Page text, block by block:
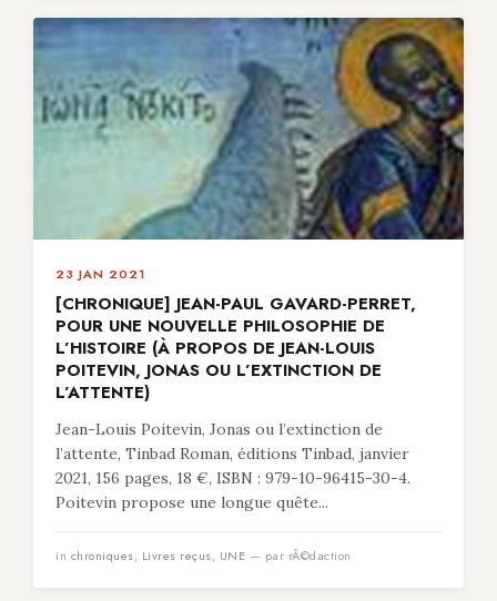
23 JAN 2021
[CHRONIQUE] JEAN-PAUL GAVARD-PERRET,
POUR UNE NOUVELLE PHILOSOPHIE DE
L’HISTOIRE (À PROPOS DE JEAN-LOUIS
POITEVIN, JONAS OU L’EXTINCTION DE
L’ATTENTE)
Jean-Louis Poitevin, Jonas ou l’extinction de
l’attente, Tinbad Roman, éditions Tinbad, janvier
2021, 156 pages, 18 €, ISBN : 979-10-96415-30-4.
Poitevin propose une longue quête...
in chroniques, Livres reçus, UNE — par rÃ©daction